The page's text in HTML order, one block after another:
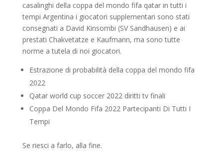
casalinghi della coppa del mondo fifa qatar in tutti i
tempi Argentina i giocatori supplementari sono stati
consegnati a David Kinsombi (SV Sandhausen) e ai
prestati Chakvetatze e Kaufmann, ma sono tutte
norme a tutela di noi giocatori.
Estrazione di probabilità della coppa del mondo fifa
2022
Qatar world cup soccer 2022 diritti tv finali
Coppa Del Mondo Fifa 2022 Partecipanti Di Tutti I
Tempi
Se riesci a farlo, alla fine.